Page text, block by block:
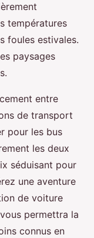
températures
foules estivales.
paysages
entre
de transport
pour les bus
les deux
séduisant pour
une aventure
de voiture
permettra la
connus en